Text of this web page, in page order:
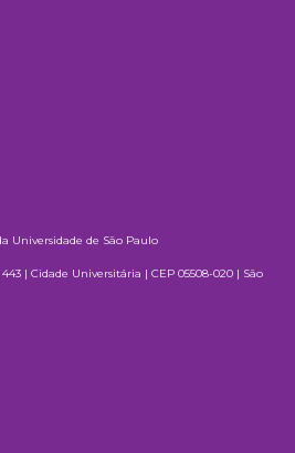
Universidade de São Paulo
| Cidade Universitária | CEP 05508-020 | São